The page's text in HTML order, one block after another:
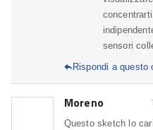
sensori
Rispondi a questo
Moreno
Questo sketch lo